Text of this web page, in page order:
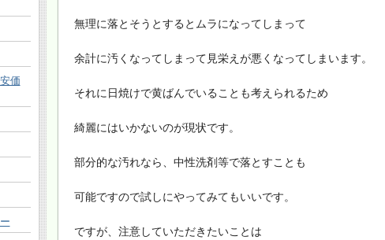
無理に落とそうとするとムラになってしまって
余計に汚くなってしまって見栄えが悪くなってしまいます。
それに日焼けで黄ばんでいることも考えられるため
綺麗にはいかないのが現状です。
部分的な汚れなら、中性洗剤等で落とすことも
可能ですので試しにやってみてもいいです。
ですが、注意していただきたいことは
価